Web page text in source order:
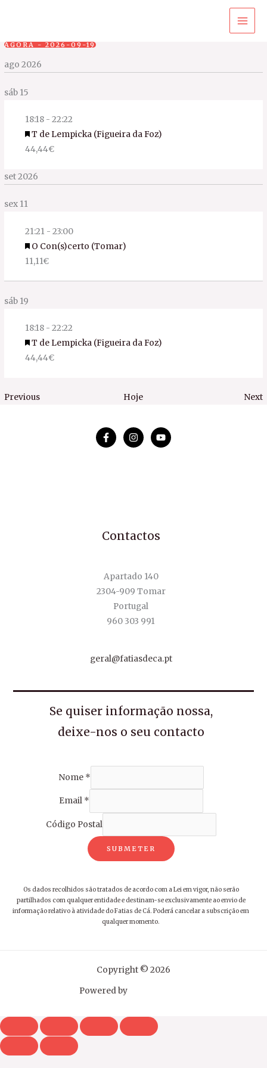
AGORA - 2026-09-19
date.
ago 2026
sáb 15
18:18 -22:22
Featured
T de Lempicka (Figueira da Foz)
44,44€
set 2026
sex 11
21:21 -23:00
Featured
O Con(s)certo (Tomar)
11,11€
sáb 19
18:18 -22:22
Featured
T de Lempicka (Figueira da Foz)
44,44€
PreviousEventos Hoje Next
Contactos
Apartado 140
2304-909 Tomar
Portugal
960 303 991
geral@fatiasdeca.pt
Se quiser informação nossa,
deixe-nos o seu contacto
Nome *
Email *
Código Postal
SUBMETER
Os dados recolhidos são tratados de acordo com a Lei em vigor, não serão
partilhados com qualquer entidade e destinam-se exclusivamente ao envio de
informação relativo à atividade do Fatias de Cá. Poderá cancelar a subscrição em
qualquer momento.
Copyright © 2026
Powered by